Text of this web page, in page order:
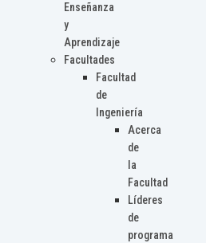
Enseñanza
y
Aprendizaje
Facultades
Facultad
de
Ingeniería
Acerca
de
la
Facultad
Líderes
de
programa